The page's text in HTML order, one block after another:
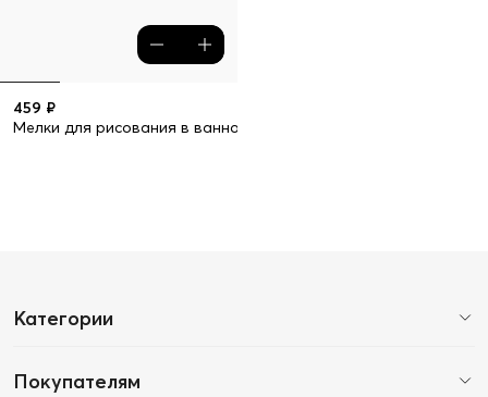
459 ₽
Мелки для рисования в ванной BATH ART
Категории
Покупателям